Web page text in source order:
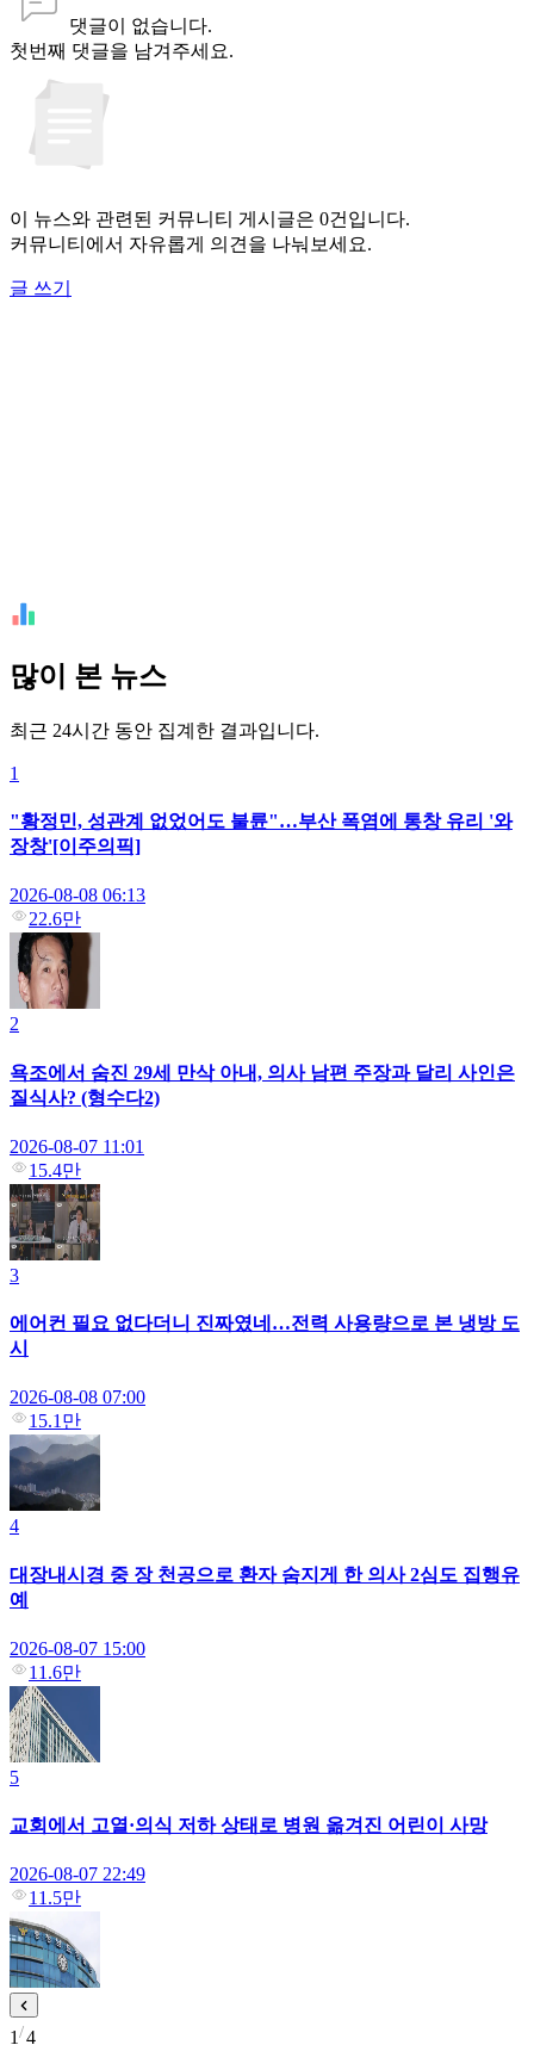
댓글이 없습니다.
첫번째 댓글을 남겨주세요.
이 뉴스와 관련된 커뮤니티 게시글은 0건입니다.
커뮤니티에서 자유롭게 의견을 나눠보세요.
글 쓰기
많이 본 뉴스
최근 24시간 동안 집계한 결과입니다.
1
"황정민, 성관계 없었어도 불륜"…부산 폭염에 통창 유리 '와
장창'[이주의픽]
2026-08-08 06:13
22.6만
2
욕조에서 숨진 29세 만삭 아내, 의사 남편 주장과 달리 사인은
질식사? (형수다2)
2026-08-07 11:01
15.4만
3
에어컨 필요 없다더니 진짜였네…전력 사용량으로 본 냉방 도
시
2026-08-08 07:00
15.1만
4
대장내시경 중 장 천공으로 환자 숨지게 한 의사 2심도 집행유
예
2026-08-07 15:00
11.6만
5
교회에서 고열·의식 저하 상태로 병원 옮겨진 어린이 사망
2026-08-07 22:49
11.5만
1 4